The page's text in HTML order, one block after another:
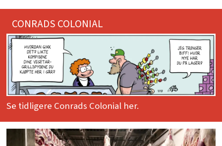
CONRADS COLONIAL
Se tidligere Conrads Colonial her.